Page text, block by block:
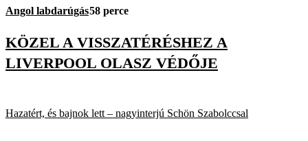
Angol labdarúgás58 perce
KÖZEL A VISSZATÉRÉSHEZ A
LIVERPOOL OLASZ VÉDŐJE
Hazatért, és bajnok lett – nagyinterjú Schön Szabolccsal